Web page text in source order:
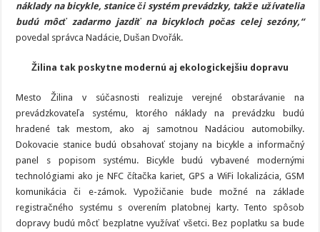
náklady na bicykle, stanice či systém prevádzky, takže užívatelia
budú môcť zadarmo jazdiť na bicykloch počas celej sezóny,“
povedal správca Nadácie, Dušan Dvořák.
Žilina tak poskytne modernú aj ekologickejšiu dopravu
Mesto Žilina v súčasnosti realizuje verejné obstarávanie na
prevádzkovateľa systému, ktorého náklady na prevádzku budú
hradené tak mestom, ako aj samotnou Nadáciou automobilky.
Dokovacie stanice budú obsahovať stojany na bicykle a informačný
panel s popisom systému. Bicykle budú vybavené modernými
technológiami ako je NFC čítačka kariet, GPS a WiFi lokalizácia, GSM
komunikácia či e-zámok. Vypožičanie bude možné na základe
registračného systému s overením platobnej karty. Tento spôsob
dopravy budú môcť bezplatne využívať všetci. Bez poplatku sa bude